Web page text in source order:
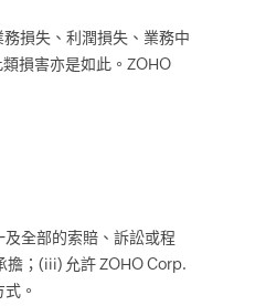
損失、利潤損失、業務中
損害亦是如此。ZOHO
全部的索賠、訴訟或程
擔；(iii) 允許 ZOHO Corp.
。